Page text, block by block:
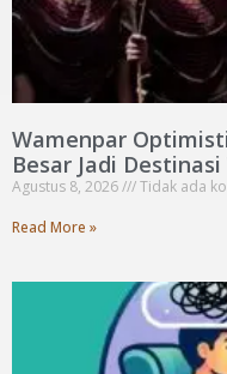
Wamenpar
Besar Jadi
Agustus 8, 2026
Tidak ada
Read More »